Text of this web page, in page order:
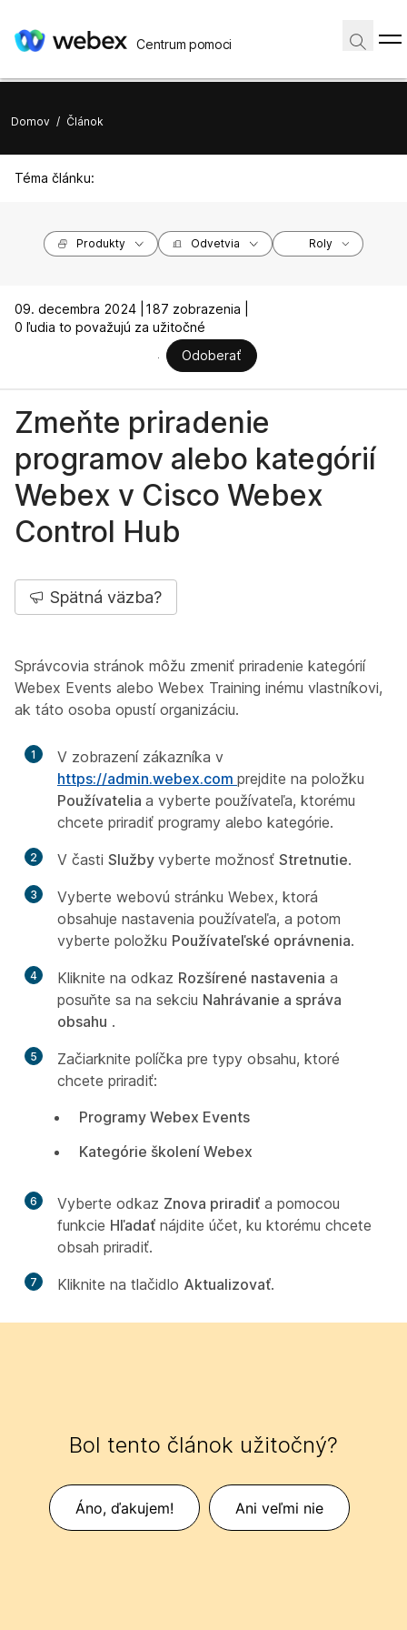
Centrum pomoci
Domov / Článok
Téma článku:
Produkty Odvetvia Roly
09. decembra 2024 |
187 zobrazenia |
0 ľudia to považujú za užitočné
Odoberať
Zmeňte priradenie
programov alebo kategórií
Webex v Cisco Webex
Control Hub
Spätná väzba?
Správcovia stránok môžu zmeniť priradenie kategórií
Webex Events alebo Webex Training inému vlastníkovi,
ak táto osoba opustí organizáciu.
1
V zobrazení zákazníka v
https://admin.webex.com prejdite na položku
Používatelia a vyberte používateľa, ktorému
chcete priradiť programy alebo kategórie.
2 V časti Služby vyberte možnosť Stretnutie.
3
Vyberte webovú stránku Webex, ktorá
obsahuje nastavenia používateľa, a potom
vyberte položku Používateľské oprávnenia.
4 Kliknite na odkaz Rozšírené nastavenia a
posuňte sa na sekciu Nahrávanie a správa
obsahu .
5
Začiarknite políčka pre typy obsahu, ktoré
chcete priradiť:
Programy Webex Events
Kategórie školení Webex
6 Vyberte odkaz Znova priradiť a pomocou
funkcie Hľadať nájdite účet, ku ktorému chcete
obsah priradiť.
7 Kliknite na tlačidlo Aktualizovať.
Bol tento článok užitočný?
Áno, ďakujem! Ani veľmi nie